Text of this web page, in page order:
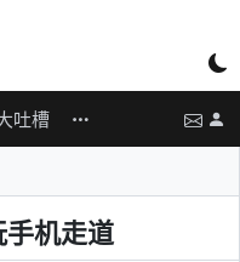
吐槽
机走道